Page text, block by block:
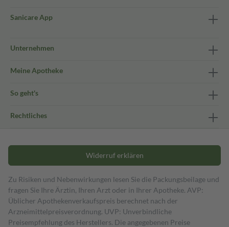
Sanicare App
Unternehmen
Meine Apotheke
So geht's
Rechtliches
Widerruf erklären
Zu Risiken und Nebenwirkungen lesen Sie die Packungsbeilage und
fragen Sie Ihre Ärztin, Ihren Arzt oder in Ihrer Apotheke. AVP:
Üblicher Apothekenverkaufspreis berechnet nach der
Arzneimittelpreisverordnung. UVP: Unverbindliche
Preisempfehlung des Herstellers. Die angegebenen Preise